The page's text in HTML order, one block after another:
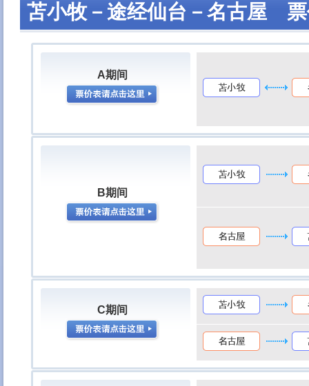
苫小牧－途经仙台－名古屋
A期间
B期间
C期间